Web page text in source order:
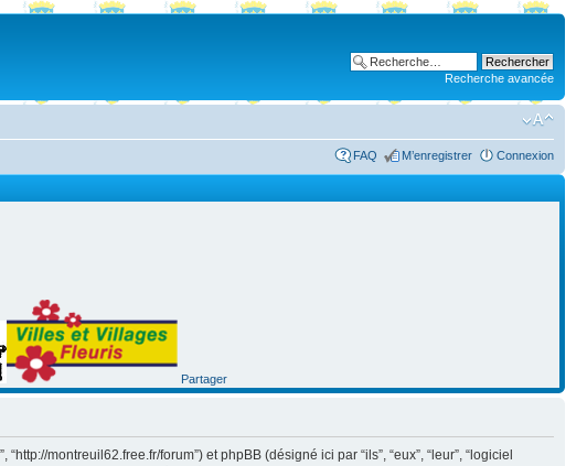
Recherche avancée
FAQ M’enregistrer Connexion
Partager
montreuil62.free.fr/forum”) et phpBB (désigné ici par “ils”, “eux”, “leur”, “logiciel